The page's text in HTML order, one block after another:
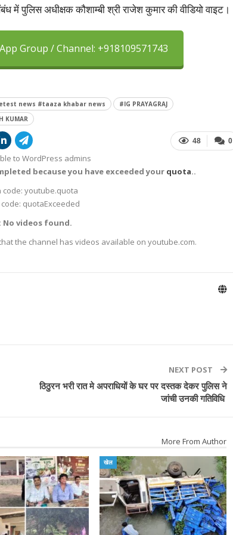
पुलिस अधीक्षक कौशाम्बी श्री राजेश कुमार की वीडियो वाइट।
Group / Channel: +918109571743
news #taaza khabar news
#IG PRAYAGRAJ
KUMAR
0
48
to WordPress admins
because you have exceeded your quota..
code: youtube.quota
quotaExceeded
No videos found.
the channel has videos available on youtube.com.
NEXT POST
ठिठुरन भरी रात मे अपराधियों के घर पर दस्तक देकर पुलिस ने
जांची उनकी गतिविधि
More From Author
खेल